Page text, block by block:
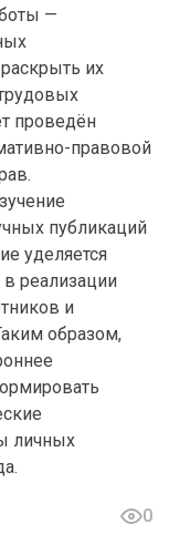
—
их
проведён
правовой
публикаций
уделяется
реализации
и
образом,
личных
0